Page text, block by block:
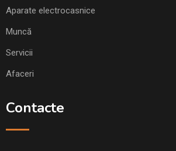
Aparate electrocasnice
Muncă
Servicii
Afaceri
Contacte